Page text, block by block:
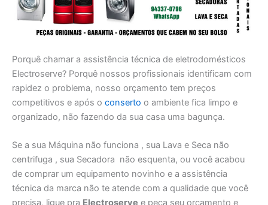
Porquê chamar a assistência técnica de eletrodomésticos
Electroserve? Porquê nossos profissionais identificam com
rapidez o problema, nosso orçamento tem preços
competitivos e após o conserto o ambiente fica limpo e
organizado, não fazendo da sua casa uma bagunça.
Se a sua Máquina não funciona , sua Lava e Seca não
centrifuga , sua Secadora não esquenta, ou você acabou
de comprar um equipamento novinho e a assistência
técnica da marca não te atende com a qualidade que você
precisa, ligue pra Electroserve e peça seu orçamento e